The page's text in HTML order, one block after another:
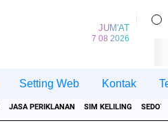
JUM'AT
7 08 2026
Setting Web Kontak
JASA PERIKLANAN SIM KELILING SEDOT